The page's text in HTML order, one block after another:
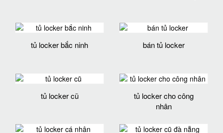
tủ locker bắc ninh bán tủ locker
tủ locker cũ
tủ locker cho công
nhân